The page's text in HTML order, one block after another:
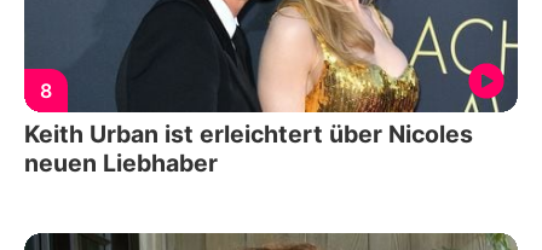
8
Keith Urban ist erleichtert über Nicoles
neuen Liebhaber